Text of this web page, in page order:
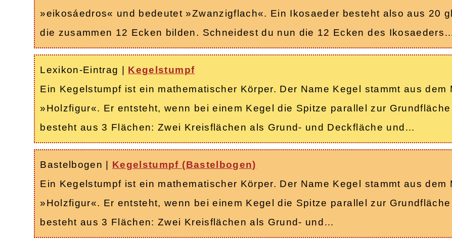
»eikosáedros« und bedeutet »Zwanzigflach«. Ein Ikosaeder besteht also aus 20
die zusammen 12 Ecken bilden. Schneidest du nun die 12 Ecken des
Lexikon-Eintrag | Kegelstumpf
Ein Kegelstumpf ist ein mathematischer Körper. Der Name Kegel stammt aus
»Holzfigur«. Er entsteht, wenn bei einem Kegel die Spitze parallel zur
besteht aus 3 Flächen: Zwei Kreisflächen als Grund- und Deckfläche und…
Bastelbogen | Kegelstumpf (Bastelbogen)
Ein Kegelstumpf ist ein mathematischer Körper. Der Name Kegel stammt aus
»Holzfigur«. Er entsteht, wenn bei einem Kegel die Spitze parallel zur
besteht aus 3 Flächen: Zwei Kreisflächen als Grund- und…